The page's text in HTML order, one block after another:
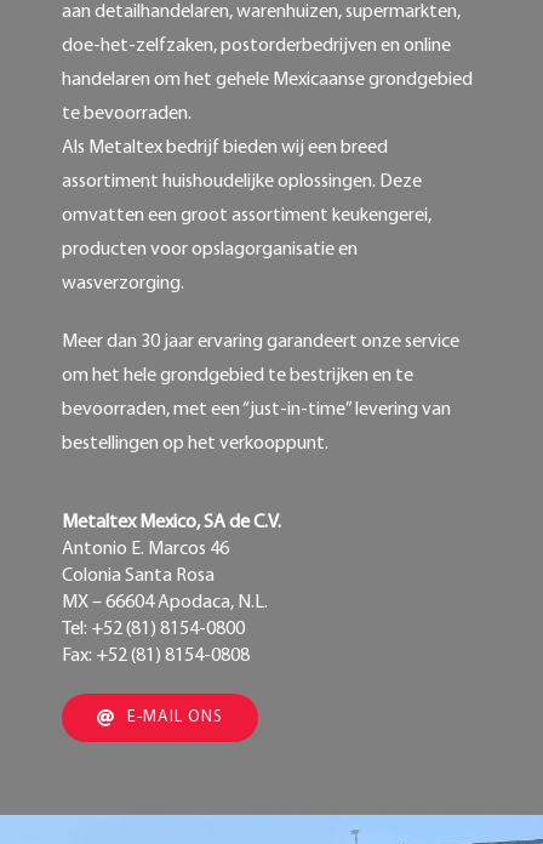
aan detailhandelaren, warenhuizen, supermarkten,
doe-het-zelfzaken, postorderbedrijven en online
handelaren om het gehele Mexicaanse grondgebied
te bevoorraden.
Als Metaltex bedrijf bieden wij een breed
assortiment huishoudelijke oplossingen. Deze
omvatten een groot assortiment keukengerei,
producten voor opslagorganisatie en
wasverzorging.
Meer dan 30 jaar ervaring garandeert onze service
om het hele grondgebied te bestrijken en te
bevoorraden, met een “just-in-time” levering van
bestellingen op het verkooppunt.
Metaltex Mexico, SA de C.V.
Antonio E. Marcos 46
Colonia Santa Rosa
MX – 66604 Apodaca, N.L.
Tel: +52 (81) 8154-0800
Fax: +52 (81) 8154-0808
E-MAIL ONS